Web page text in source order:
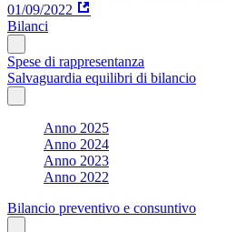
01/09/2022
Bilanci
Spese di rappresentanza
Salvaguardia equilibri di bilancio
Anno 2025
Anno 2024
Anno 2023
Anno 2022
Bilancio preventivo e consuntivo